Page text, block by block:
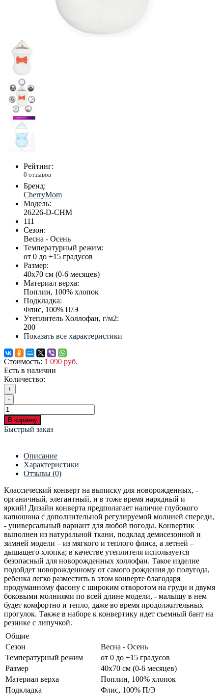
Рейтинг:
0 отзывов
Бренд:
CherryMom
Модель:
26226-D-CHM
111
Сезон:
Весна - Осень
Температурный режим:
от 0 до +15 градусов
Размер:
40х70 см (0-6 месяцев)
Материал верха:
Поплин, 100% хлопок
Подкладка:
Флис, 100% П/Э
Утеплитель Холлофан, г/м2:
200
Показать все характеристики
Стоимость: 1 090 руб.
Есть в наличии
Количество:
+
-
В корзину
Быстрый заказ
Описание
Характеристики
Отзывы (0)
Классический конверт на выписку для новорожденных, -
органичный, элегантный, и в тоже время нарядный и
яркий! Дизайн конверта предполагает наличие глубокого
капюшона с дополнительной регулируемой молнией спереди,
- универсальный вариант для любой погоды. Конвертик
выполнен из натуральной ткани, подклад демисезонной и
зимней модели – из мягкого и теплого флиса, а летней –
дышащего хлопка; в качестве утеплителя используется
безопасный для новорожденных холлофан. Такое изделие
подойдет новорожденному от самого рождения до полугода,
ребенка легко разместить в этом конверте благодаря
продуманному фасону с широким отворотом на груди и двумя
боковыми молниями по всей длине модели, - малышу в нем
будет комфортно и тепло, даже во время продолжительных
прогулок. Также в наборе к конвертику идет съемный бант на
резинке с липучкой.
Общие
Сезон
Весна - Осень
Температурный режим
от 0 до +15 градусов
Размер
40х70 см (0-6 месяцев)
Материал верха
Поплин, 100% хлопок
Подкладка
Флис, 100% П/Э